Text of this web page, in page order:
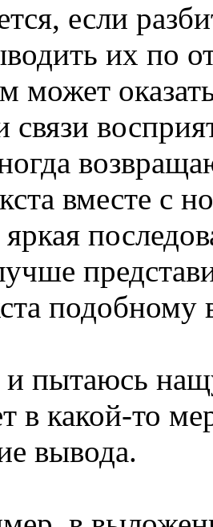
если
их по
может
связи
вместе с
яркая
пытаюсь
в какой-то
вывода.